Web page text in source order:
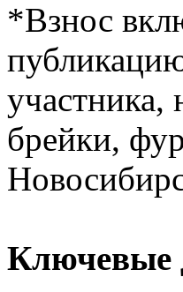
*Взнос
брейки,
Ключевые